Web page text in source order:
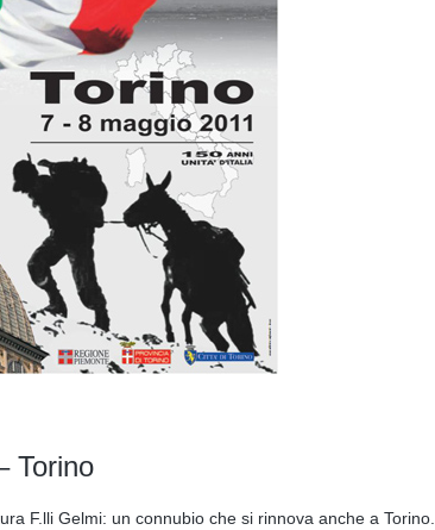
Torino
F.lli Gelmi: un connubio che si rinnova anche a Torino.